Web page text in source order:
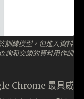
訓練模型，但進入資料
詢和交談的資料用作訓
Chrome 最具威